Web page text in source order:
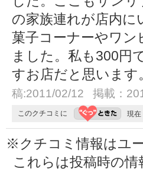
の家族連れが店内
菓子コーナーやワ
ました。私も300円
すお店だと思いま
稿:2011/02/12 掲載：
このクチコミに 現在
※クチコミ情報はユ
これらは投稿時の